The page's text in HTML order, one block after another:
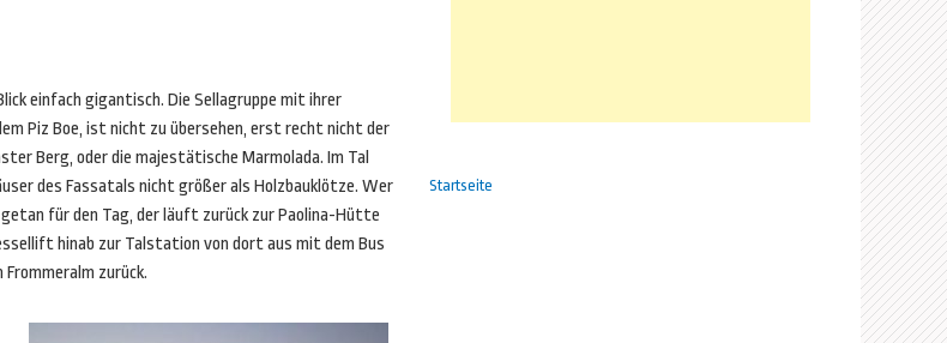
einfach gigantisch. Die Sellagruppe mit ihrer
Piz Boe, ist nicht zu übersehen, erst recht nicht der
Berg, oder die majestätische Marmolada. Im Tal
des Fassatals nicht größer als Holzbauklötze. Wer
für den Tag, der läuft zurück zur Paolina-Hütte
hinab zur Talstation von dort aus mit dem Bus
zurück.
Startseite